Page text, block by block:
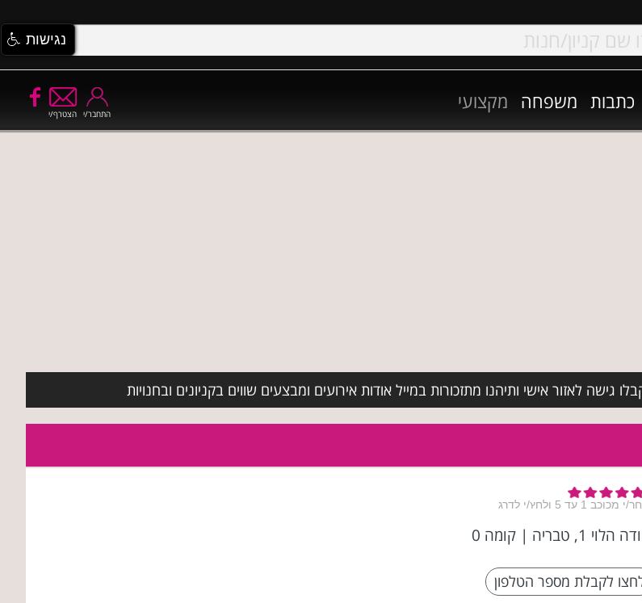
כתבות משפחה מקצועי
הצטרף/י התחבר/י
גישה לאזור אישי ותיהנו מתזכורות במייל אודות אירועים ומבצעים שווים בקניונים ובחנויות
הלוי 1, טבריה | קומה 0
נגישות